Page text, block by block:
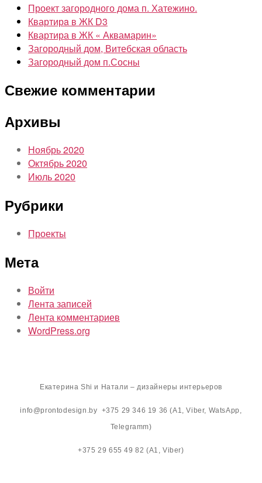
Проект загородного дома п. Хатежино.
Квартирa в ЖК D3
Квартира в ЖК « Аквамарин»
Загородный дом, Витебская область
Загородный дом п.Сосны
Свежие комментарии
Архивы
Ноябрь 2020
Октябрь 2020
Июль 2020
Рубрики
Проекты
Мета
Войти
Лента записей
Лента комментариев
WordPress.org
Екатерина Shi и Натали – дизайнеры интерьеров
info@prontodesign.by +375 29 346 19 36 (A1, Viber, WatsApp,
Telegramm)
+375 29 655 49 82 (A1, Viber)